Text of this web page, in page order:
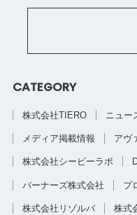
CATEGORY
株式会社TIERO ニュー
メディア掲載情報 アヴ
株式会社シービーラボ
バーナーズ株式会社 プ
株式会社リゾルバ 株式